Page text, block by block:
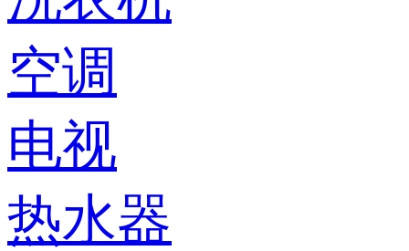
空调
电视
热水器